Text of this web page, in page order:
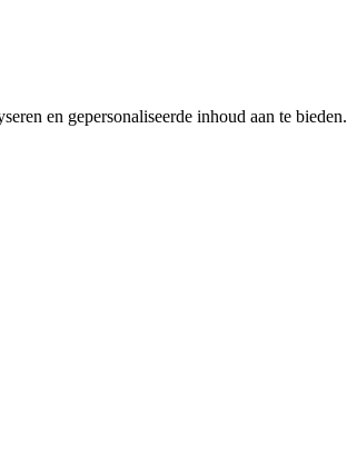
en gepersonaliseerde inhoud aan te bieden.